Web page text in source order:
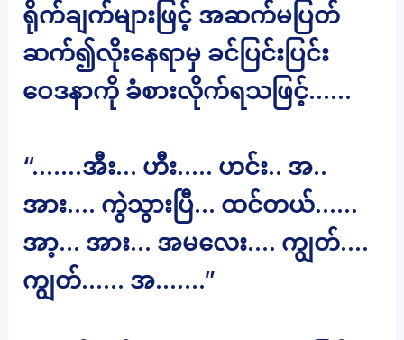
ရိုက်ချက်များဖြင့် အဆက်မပြတ်
ဆက်၍လိုးနေရာမှ ခင်ပြင်းပြင်း
ဝေဒနာကို ခံစားလိုက်ရသဖြင့်……
“…….အီး… ဟီး….. ဟင်း.. အ..
အား…. ကွဲသွားပြီ… ထင်တယ်……
အာ့… အား… အမလေး…. ကျွတ်….
ကျွတ်…… အ…….”